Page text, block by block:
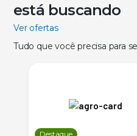
está buscando
Ver ofertas
Tudo que você precisa para
Destaque